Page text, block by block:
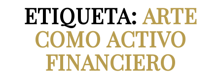
ETIQUETA:ARTE
COMO ACTIVO
FINANCIERO